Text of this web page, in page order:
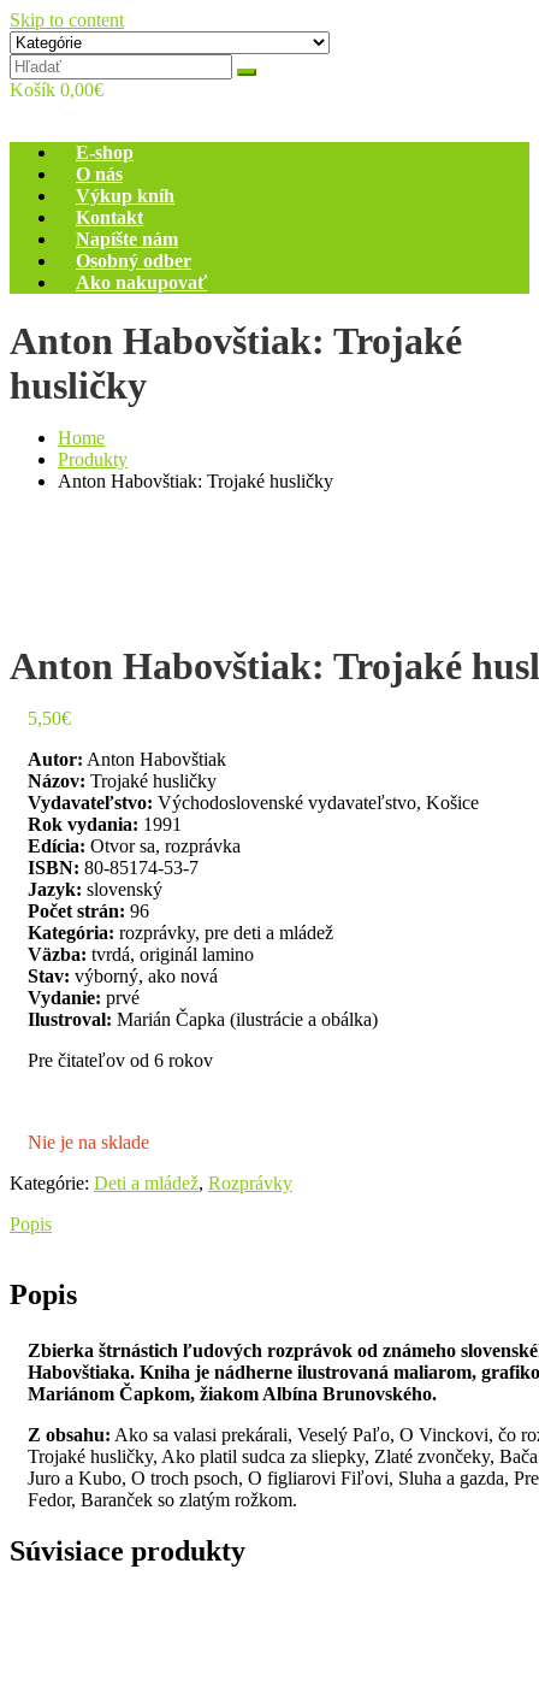
Skip to content
Zelený dom
Antikvariát
Košík 0,00€
E-shop
O nás
Výkup kníh
Kontakt
Napíšte nám
Osobný odber
Ako nakupovať
Anton Habovštiak: Trojaké
husličky
Home
Produkty
Anton Habovštiak: Trojaké husličky
Anton Habovštiak: Trojaké
5,50€
Autor: Anton Habovštiak
Názov: Trojaké husličky
Vydavateľstvo: Východoslovenské vydavateľstvo, Košice
Rok vydania: 1991
Edícia: Otvor sa, rozprávka
ISBN: 80-85174-53-7
Jazyk: slovenský
Počet strán: 96
Kategória: rozprávky, pre deti a mládež
Väzba: tvrdá, originál lamino
Stav: výborný, ako nová
Vydanie: prvé
Ilustroval: Marián Čapka (ilustrácie a obálka)
Pre čitateľov od 6 rokov
Nie je na sklade
Kategórie: Deti a mládež, Rozprávky
Popis
Popis
Zbierka štrnástich ľudových rozprávok od známeho
Habovštiaka. Kniha je nádherne ilustrovaná maliarom,
Mariánom Čapkom, žiakom Albína Brunovského.
Z obsahu: Ako sa valasi prekárali, Veselý Paľo, O Vinckovi, čo
Trojaké husličky, Ako platil sudca za sliepky, Zlaté zvončeky,
Juro a Kubo, O troch psoch, O figliarovi Fiľovi, Sluha a gazda,
Fedor, Baranček so zlatým rožkom.
Súvisiace produkty